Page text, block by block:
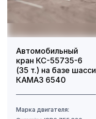
Автомобильный
кран КС-55735-6
(35 т.) на базе шасси
КАМАЗ 6540